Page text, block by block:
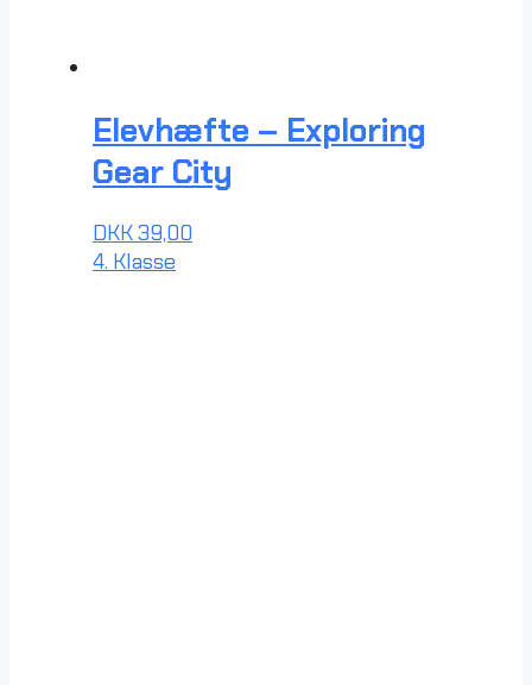
Elevhæfte – Exploring
Gear City
DKK39,00
4. Klasse